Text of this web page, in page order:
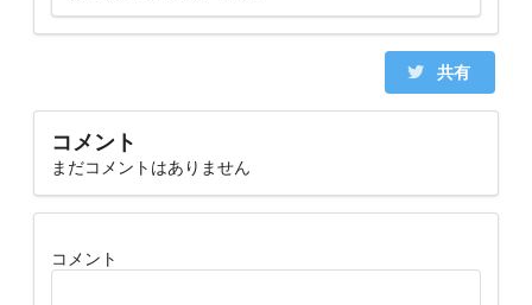
共有
コメント
まだコメントはありません
コメント